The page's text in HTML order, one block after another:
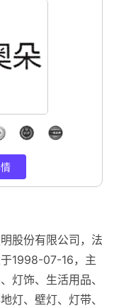
股份有限公司，法
1998-07-16，主
灯饰、生活用品、
灯、壁灯、灯带、